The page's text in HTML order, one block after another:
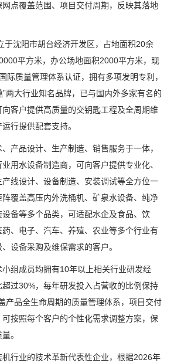
点覆盖范围、项目交付周期，反映其落地
沈阳市胡台经济开发区，占地面积20余
平方米，办公场地面积2000平方米，现
际质量管理体系认证，拥有多项发明专利，
”两大行业知名品牌，已与国内外多家有名的
客户提供高质量的交钥匙工程及全周期维
行提供配套支持。
品设计、生产制造、销售服务于一体，
用水设备制造商，可向客户提供专业化、
线设计、设备制造、安装调试等全方位一
覆盖高压内外洗桶机、矿泉水设备、纯净
备等多个品类，可适配水企及食品、饮
、电子、汽车、养殖、农业等多个行业有
设备采购及维保需求的客户。
成员均拥有10年以上相关行业研发经
过30%，每年研发投入占营收的比例保持
产品全生命周期的质量管理体系，项目交付
按照每个客户的个性化需求调整方案，保
。
业的技术革新代表性企业，根据2026年